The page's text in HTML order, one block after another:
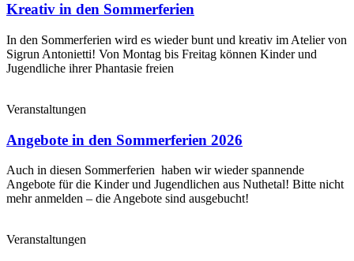
Kreativ in den Sommerferien
In den Sommerferien wird es wieder bunt und kreativ im Atelier von
Sigrun Antonietti! Von Montag bis Freitag können Kinder und
Jugendliche ihrer Phantasie freien
Veranstaltungen
Angebote in den Sommerferien 2026
Auch in diesen Sommerferien haben wir wieder spannende
Angebote für die Kinder und Jugendlichen aus Nuthetal! Bitte nicht
mehr anmelden – die Angebote sind ausgebucht!
Veranstaltungen